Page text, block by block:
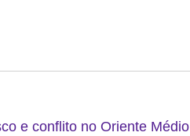
e conflito no Oriente Médio